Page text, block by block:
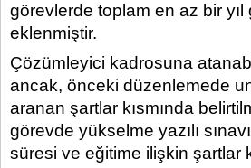
görevlerde toplam en az bir yıl
eklenmiştir.
Çözümleyici kadrosuna
ancak, önceki düzenlemede
aranan şartlar kısmında
görevde yükselme yazılı
süresi ve eğitime ilişkin şartlar